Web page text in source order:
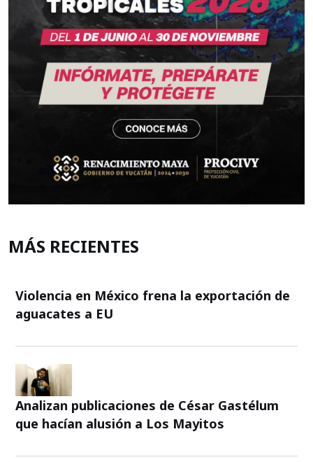
MÁS RECIENTES
Violencia en México frena la exportación de
aguacates a EU
Analizan publicaciones de César Gastélum
que hacían alusión a Los Mayitos